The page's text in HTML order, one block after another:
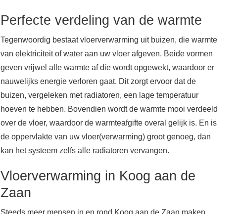
Perfecte verdeling van de warmte
Tegenwoordig bestaat vloerverwarming uit buizen, die warmte
van elektriciteit of water aan uw vloer afgeven. Beide vormen
geven vrijwel alle warmte af die wordt opgewekt, waardoor er
nauwelijks energie verloren gaat. Dit zorgt ervoor dat de
buizen, vergeleken met radiatoren, een lage temperatuur
hoeven te hebben. Bovendien wordt de warmte mooi verdeeld
over de vloer, waardoor de warmteafgifte overal gelijk is. En is
de oppervlakte van uw vloer(verwarming) groot genoeg, dan
kan het systeem zelfs alle radiatoren vervangen.
Vloerverwarming in Koog aan de
Zaan
Steeds meer mensen in en rond Koog aan de Zaan maken